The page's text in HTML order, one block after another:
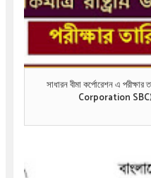
সাধারন বীমা কর্পোরেশন এ
Corporation